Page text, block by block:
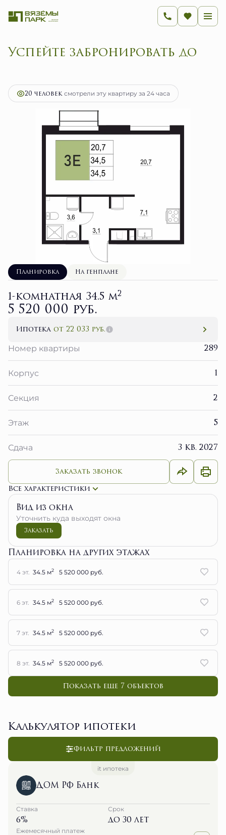
Успейте заброн
1-комнатная34.5 м2
5 520 000 руб.
20 человексмотрели эту квартиру за 24 часа
Планировка На генплане
1-комнатная 34.5 м2
5 520 000 руб.
Ипотека от 22 033 руб.
Номер квартиры
289
Корпус 1
Секция 2
Этаж 5
Сдача 3 кв. 2027
Заказать звонок
Все характеристики
Вид из окна
Уточнить куда выходят окна
Заказать
Планировка на других этажах
4 эт. 34.5 м2 5 520 000 руб.
6 эт. 34.5 м2 5 520 000 руб.
7 эт. 34.5 м2 5 520 000 руб.
8 эт. 34.5 м2 5 520 000 руб.
Показать еще 7 объектов
Калькулятор ипотеки
Фильтр предложений
it ипотека
ДОМ РФ Банк
Ставка
6%
Срок
до 30 лет
Ежемесячный платеж